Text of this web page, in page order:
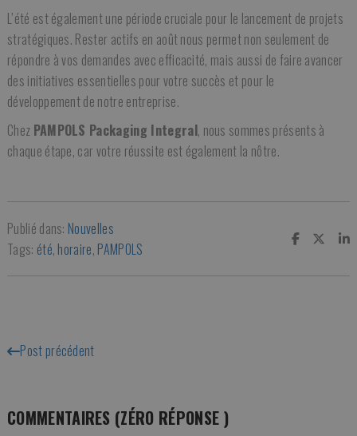
L’été est également une période cruciale pour le lancement de projets
stratégiques. Rester actifs en août nous permet non seulement de
répondre à vos demandes avec efficacité, mais aussi de faire avancer
des initiatives essentielles pour votre succès et pour le
développement de notre entreprise.
Chez PAMPOLS Packaging Integral, nous sommes présents à
chaque étape, car votre réussite est également la nôtre.
Publié dans: Nouvelles
Tags: été, horaire, PAMPOLS
Post précédent
COMMENTAIRES (ZÉRO RÉPONSE )